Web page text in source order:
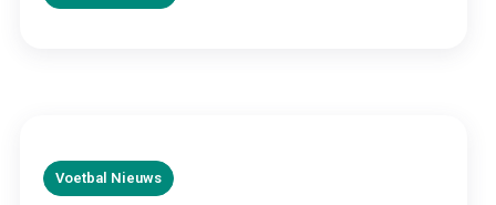
Voetbal Nieuws